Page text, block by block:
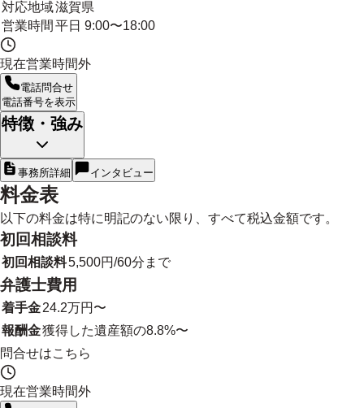
対応地域滋賀県
営業時間 平日 9:00〜18:00
現在営業時間外
電話問合せ
電話番号を表示
特徴・強み
事務所詳細 インタビュー
料金表
以下の料金は特に明記のない限り、すべて税込金額です。
初回相談料
初回相談料5,500円/60分まで
弁護士費用
着手金24.2万円〜
報酬金獲得した遺産額の8.8%〜
問合せはこちら
現在営業時間外